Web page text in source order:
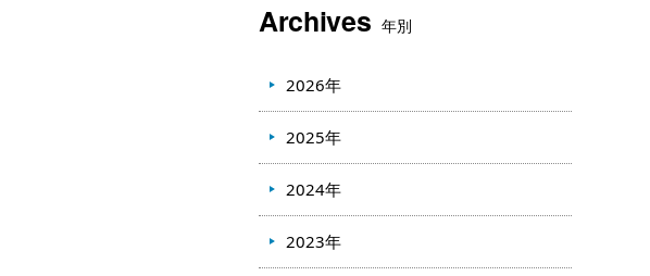
Archives 年別
2026年
2025年
2024年
2023年